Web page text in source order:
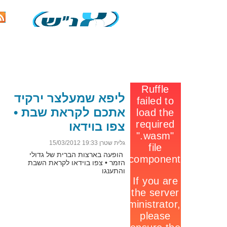
ליפא שמעלצר ירקיד
אתכם לקראת שבת •
צפו בוידאו
גלית שטרן 19:33 15/03/2012
הופעה בארצות הברית של גדולי
הזמר • צפו בוידאו לקראת השבת
והתענגו